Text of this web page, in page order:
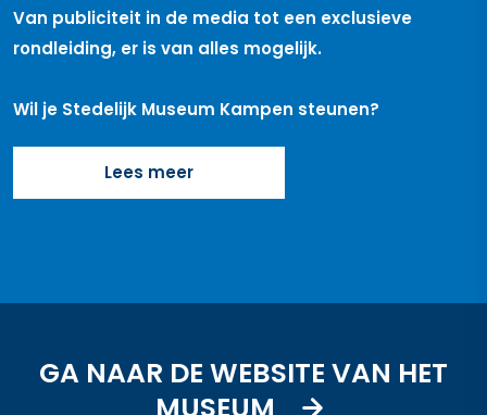
Van publiciteit in de media tot een exclusieve
rondleiding, er is van alles mogelijk.
Wil je Stedelijk Museum Kampen steunen?
Lees meer
GA NAAR DE WEBSITE VAN HET